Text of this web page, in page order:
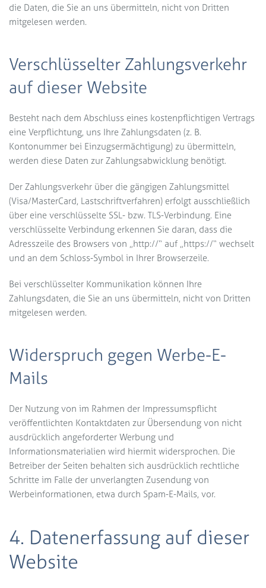
die Daten, die Sie an uns übermitteln, nicht von Dritten
mitgelesen werden.
Verschlüsselter Zahlungsverkehr
auf dieser Website
Besteht nach dem Abschluss eines kostenpflichtigen Vertrags
eine Verpflichtung, uns Ihre Zahlungsdaten (z. B.
Kontonummer bei Einzugsermächtigung) zu übermitteln,
werden diese Daten zur Zahlungsabwicklung benötigt.
Der Zahlungsverkehr über die gängigen Zahlungsmittel
(Visa/MasterCard, Lastschriftverfahren) erfolgt ausschließlich
über eine verschlüsselte SSL- bzw. TLS-Verbindung. Eine
verschlüsselte Verbindung erkennen Sie daran, dass die
Adresszeile des Browsers von „http://“ auf „https://“ wechselt
und an dem Schloss-Symbol in Ihrer Browserzeile.
Bei verschlüsselter Kommunikation können Ihre
Zahlungsdaten, die Sie an uns übermitteln, nicht von Dritten
mitgelesen werden.
Widerspruch gegen Werbe-E-
Mails
Der Nutzung von im Rahmen der Impressumspflicht
veröffentlichten Kontaktdaten zur Übersendung von nicht
ausdrücklich angeforderter Werbung und
Informationsmaterialien wird hiermit widersprochen. Die
Betreiber der Seiten behalten sich ausdrücklich rechtliche
Schritte im Falle der unverlangten Zusendung von
Werbeinformationen, etwa durch Spam-E-Mails, vor.
4. Datenerfassung auf dieser
Website